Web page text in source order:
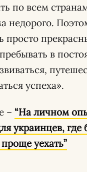
по всем
недорого.
просто
в
успеха».
– “На личном
украинцев, где
уехать”